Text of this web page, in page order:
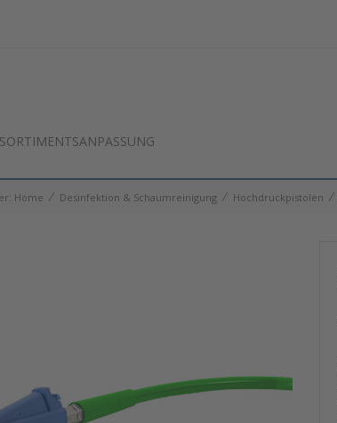
SORTIMENTSANPASSUNG
Home ⁄ Desinfektion & Schaumreinigung ⁄ Hochdruckpistolen ⁄